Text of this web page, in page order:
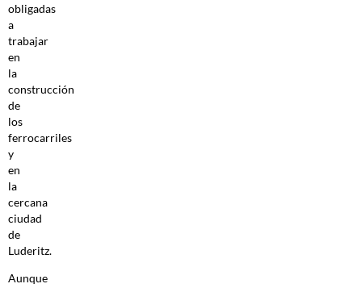
obligadas
a
trabajar
en
la
construcción
de
los
ferrocarriles
y
en
la
cercana
ciudad
de
Luderitz.
Aunque